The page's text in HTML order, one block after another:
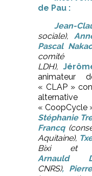
de Pau :
Jean-
sociale),
Pascal
LDH),
animateur
« CLAP »
« CoopCycle
Stéphanie
Francq
Aquitaine),
Bixi et
Arnauld
CNRS),